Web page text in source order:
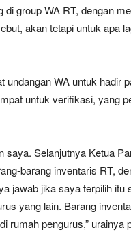
group WA RT, dengan
akan tetapi untuk apa
undangan WA untuk hadir
untuk verifikasi, yang
Selanjutnya Ketua
barang inventaris RT,
jawab jika saya terpilih itu
yang lain. Barang
rumah pengurus,” urainya